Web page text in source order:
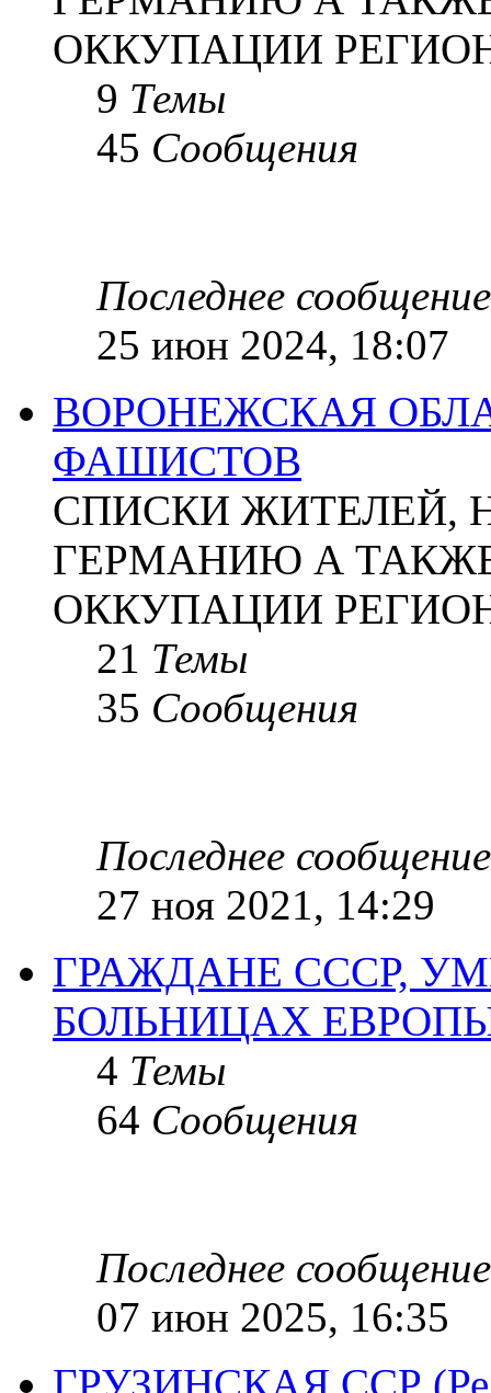
ОККУПАЦИИ
9 Темы
45 Сообщения
Последнее сообщение
25 июн 2024, 18:07
ВОРОНЕЖСКАЯ
ФАШИСТОВ
СПИСКИ ЖИТЕЛЕЙ,
ГЕРМАНИЮ А
ОККУПАЦИИ
21 Темы
35 Сообщения
Последнее сообщение
27 ноя 2021, 14:29
ГРАЖДАНЕ СССР,
БОЛЬНИЦАХ
4 Темы
64 Сообщения
Последнее сообщение
07 июн 2025, 16:35